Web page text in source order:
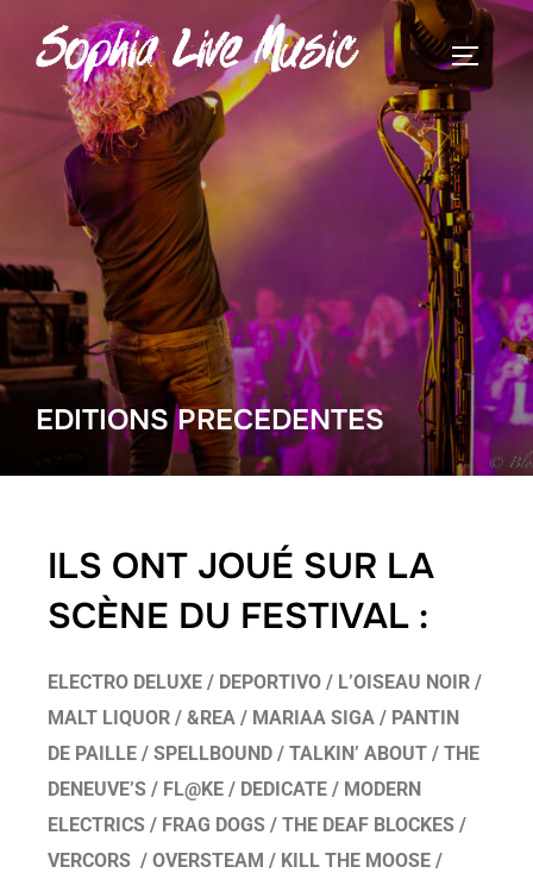
EDITIONS PRECEDENTES
ILS ONT JOUÉ SUR LA
SCÈNE DU FESTIVAL :
ELECTRO DELUXE / DEPORTIVO / L’OISEAU NOIR /
MALT LIQUOR / &REA / MARIAA SIGA / PANTIN
DE PAILLE / SPELLBOUND / TALKIN’ ABOUT / THE
DENEUVE’S / FL@KE / DEDICATE / MODERN
ELECTRICS / FRAG DOGS / THE DEAF BLOCKES /
VERCORS / OVERSTEAM / KILL THE MOOSE /